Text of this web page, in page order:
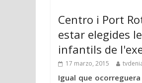
Centro i Port
estar elegides
infantils de
17 marzo, 2015
Igual que